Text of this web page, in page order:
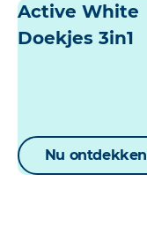
Active White
Doekjes 3in1
Nu ontdekken